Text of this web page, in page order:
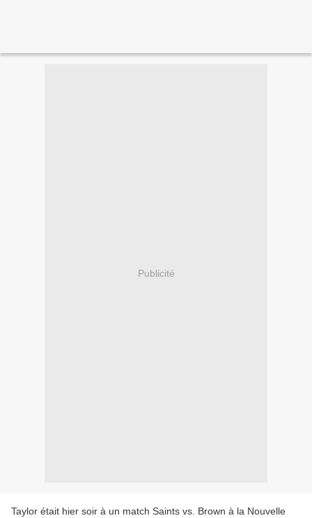
Publicité
Taylor était hier soir à un match Saints vs. Brown à la Nouvelle